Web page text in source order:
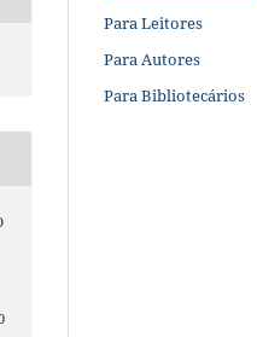
Para Leitores
Para Autores
Para Bibliotecários